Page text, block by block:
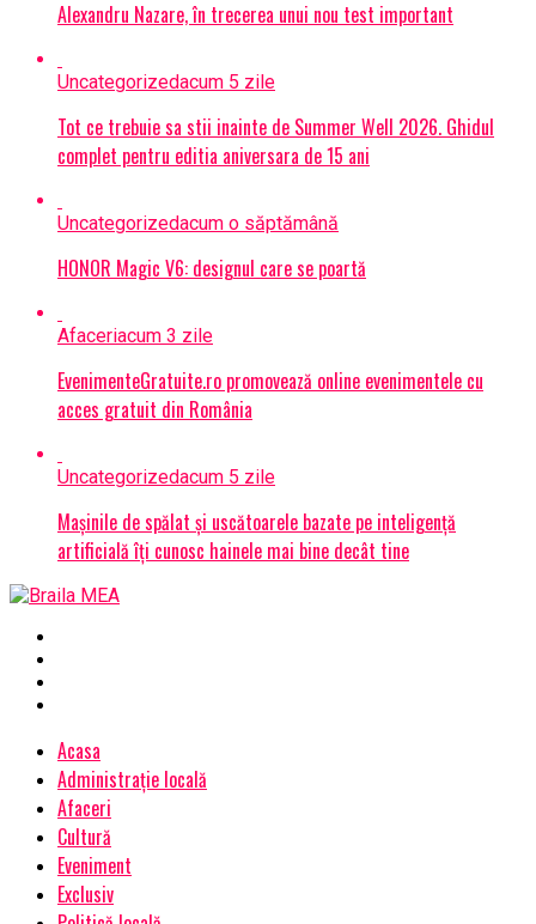
Alexandru Nazare, în trecerea unui nou test important
Uncategorizedacum 5 zile
Tot ce trebuie sa stii inainte de Summer Well 2026. Ghidul
complet pentru editia aniversara de 15 ani
Uncategorizedacum o săptămână
HONOR Magic V6: designul care se poartă
Afaceriacum 3 zile
EvenimenteGratuite.ro promovează online evenimentele cu
acces gratuit din România
Uncategorizedacum 5 zile
Mașinile de spălat și uscătoarele bazate pe inteligență
artificială îți cunosc hainele mai bine decât tine
Acasa
Administrație locală
Afaceri
Cultură
Eveniment
Exclusiv